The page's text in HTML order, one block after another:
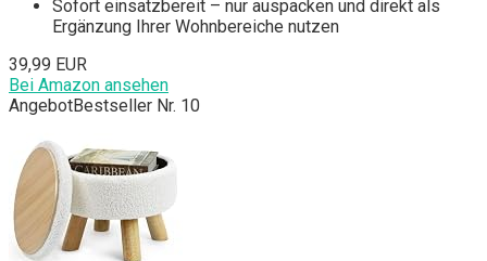
Sofort einsatzbereit – nur auspacken und direkt als
Ergänzung Ihrer Wohnbereiche nutzen
39,99 EUR
Bei Amazon ansehen
AngebotBestseller Nr. 10